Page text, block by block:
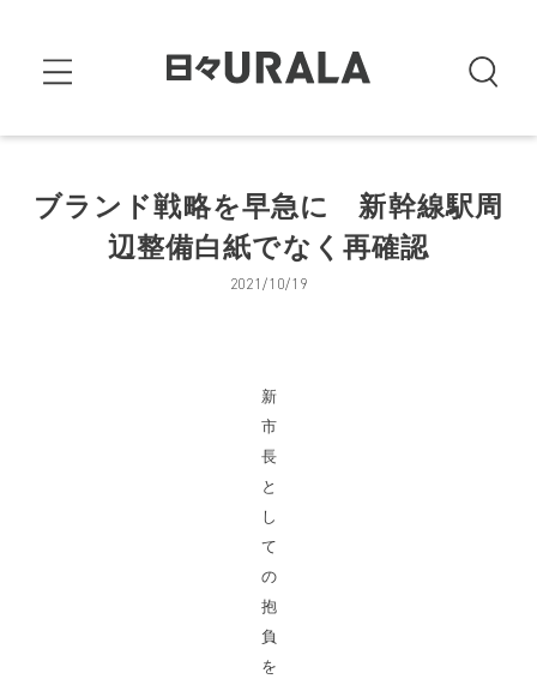
ブランド戦略を早急に 新幹線駅周
辺整備白紙でなく再確認
2021/10/19
新
市
長
と
し
て
の
抱
負
を